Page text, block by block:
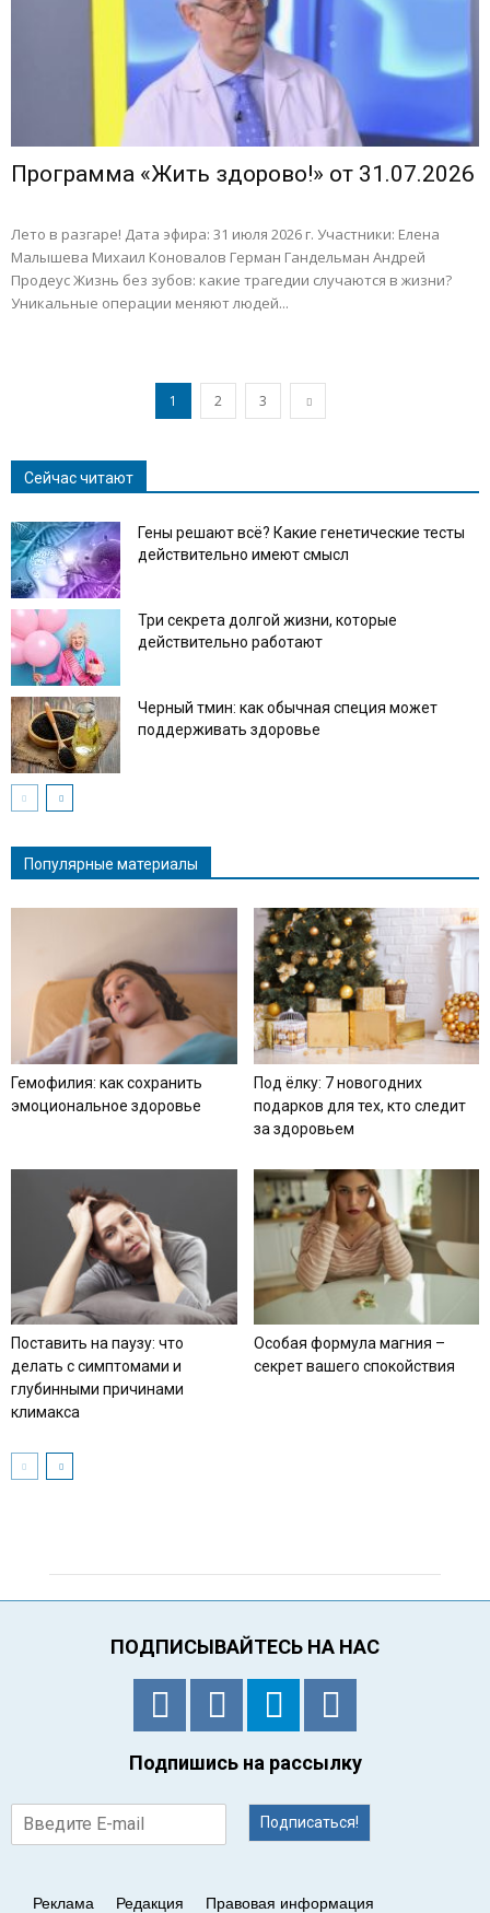
Программа «Жить здорово!» от 31.07.2026
Лето в разгаре! Дата эфира: 31 июля 2026 г. Участники: Елена
Малышева Михаил Коновалов Герман Гандельман Андрей
Продеус Жизнь без зубов: какие трагедии случаются в жизни?
Уникальные операции меняют людей...
1 2 3
Сейчас читают
Гены решают всё? Какие генетические тесты
действительно имеют смысл
Три секрета долгой жизни, которые
действительно работают
Черный тмин: как обычная специя может
поддерживать здоровье
Популярные материалы
Гемофилия: как сохранить
эмоциональное здоровье
Под ёлку: 7 новогодних
подарков для тех, кто следит
за здоровьем
Поставить на паузу: что
делать с симптомами и
глубинными причинами
климакса
Особая формула магния –
секрет вашего спокойствия
ПОДПИСЫВАЙТЕСЬ НА НАС
Подпишись на рассылку
Подписаться!
Реклама Редакция Правовая информация